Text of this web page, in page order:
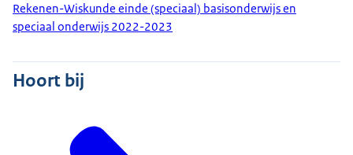
Rekenen-Wiskunde einde (speciaal) basisonderwijs en
speciaal onderwijs 2022-2023
Hoort bij